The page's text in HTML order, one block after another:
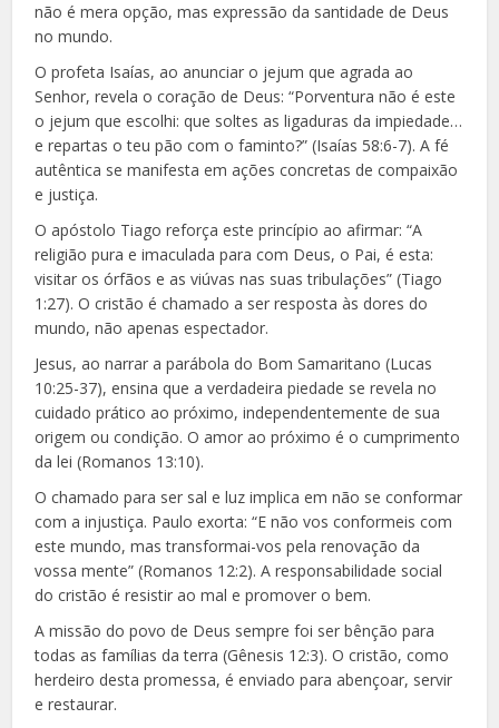
não é mera opção, mas expressão da santidade de Deus
no mundo.
O profeta Isaías, ao anunciar o jejum que agrada ao
Senhor, revela o coração de Deus: “Porventura não é este
o jejum que escolhi: que soltes as ligaduras da impiedade…
e repartas o teu pão com o faminto?” (Isaías 58:6-7). A fé
autêntica se manifesta em ações concretas de compaixão
e justiça.
O apóstolo Tiago reforça este princípio ao afirmar: “A
religião pura e imaculada para com Deus, o Pai, é esta:
visitar os órfãos e as viúvas nas suas tribulações” (Tiago
1:27). O cristão é chamado a ser resposta às dores do
mundo, não apenas espectador.
Jesus, ao narrar a parábola do Bom Samaritano (Lucas
10:25-37), ensina que a verdadeira piedade se revela no
cuidado prático ao próximo, independentemente de sua
origem ou condição. O amor ao próximo é o cumprimento
da lei (Romanos 13:10).
O chamado para ser sal e luz implica em não se conformar
com a injustiça. Paulo exorta: “E não vos conformeis com
este mundo, mas transformai-vos pela renovação da
vossa mente” (Romanos 12:2). A responsabilidade social
do cristão é resistir ao mal e promover o bem.
A missão do povo de Deus sempre foi ser bênção para
todas as famílias da terra (Gênesis 12:3). O cristão, como
herdeiro desta promessa, é enviado para abençoar, servir
e restaurar.